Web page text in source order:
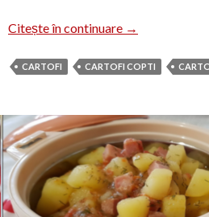
Citește în continuare Cartofi turtiți la
→
CARTOFI CARTOFI COPTI